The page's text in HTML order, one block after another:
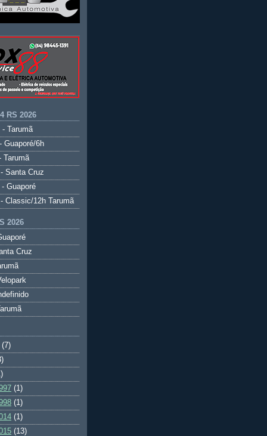
RS 2026
- Tarumã
Guaporé/6h
Tarumã
Santa Cruz
Guaporé
Classic/12h Tarumã
2026
Cruz
(7)
(1)
(1)
(1)
(13)